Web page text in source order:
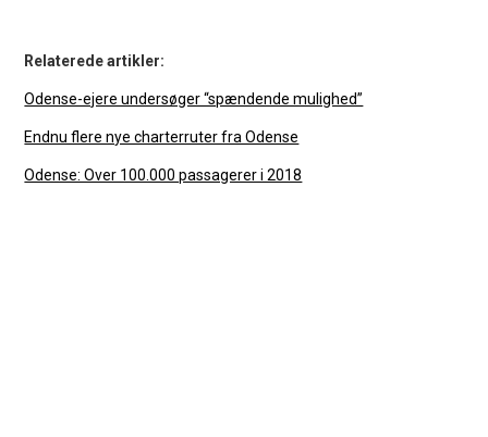
Relaterede artikler:
Odense-ejere undersøger “spændende mulighed”
Endnu flere nye charterruter fra Odense
Odense: Over 100.000 passagerer i 2018